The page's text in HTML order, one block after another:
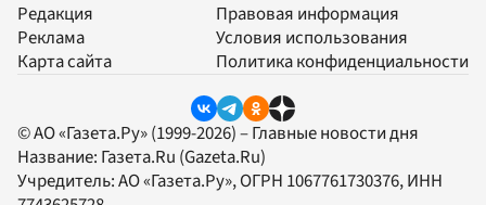
Редакция
Реклама
Карта сайта
Правовая информация
Условия использования
Политика конфиденциальности
© АО «Газета.Ру» (1999-2026) – Главные новости дня
Название: Газета.Ru (Gazeta.Ru)
Учредитель:АО «Газета.Ру», ОГРН 1067761730376, ИНН